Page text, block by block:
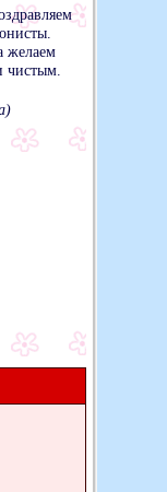
желаем
чистым.